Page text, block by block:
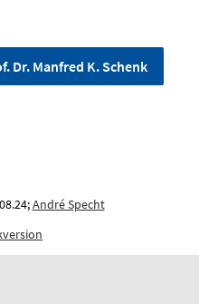
Dr. Manfred K. Schenk
André Specht